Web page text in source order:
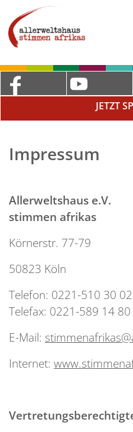
JETZT
Impressum
Allerweltshaus e.V.
stimmen afrikas
Körnerstr. 77-79
50823 Köln
Telefon: 0221-510 30 02
Telefax: 0221-589 14 80
E-Mail:
Internet: